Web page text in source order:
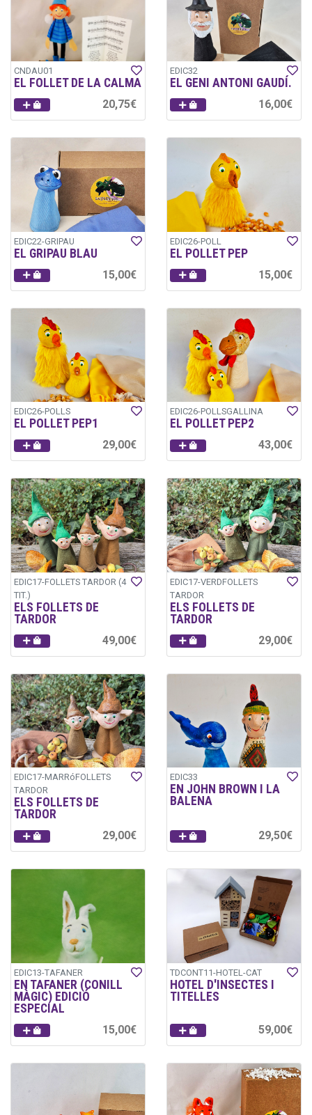
CNDAU01
EL FOLLET DE LA CALMA
20,75€
EDIC32
EL GENI ANTONI GAUDÍ.
16,00€
EDIC22-GRIPAU
EL GRIPAU BLAU
15,00€
EDIC26-POLL
EL POLLET PEP
15,00€
EDIC26-POLLS
EL POLLET PEP1
29,00€
EDIC26-POLLSGALLINA
EL POLLET PEP2
43,00€
EDIC17-FOLLETS TARDOR (4
TIT.)
ELS FOLLETS DE
TARDOR
49,00€
EDIC17-VERDFOLLETS
TARDOR
ELS FOLLETS DE
TARDOR
29,00€
EDIC17-MARRóFOLLETS
TARDOR
ELS FOLLETS DE
TARDOR
29,00€
EDIC33
EN JOHN BROWN I LA
BALENA
29,50€
EDIC13-TAFANER
EN TAFANER (CONILL
MÀGIC) EDICIÓ
ESPECIAL
15,00€
TDCONT11-HOTEL-CAT
HOTEL D'INSECTES I
TITELLES
59,00€